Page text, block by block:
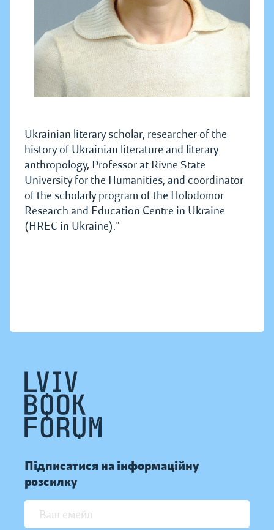
Ukrainian literary scholar, researcher of the
history of Ukrainian literature and literary
anthropology, Professor at Rivne State
University for the Humanities, and coordinator
of the scholarly program of the Holodomor
Research and Education Centre in Ukraine
(HREC in Ukraine)."
Підписатися на інформаційну
розсилку